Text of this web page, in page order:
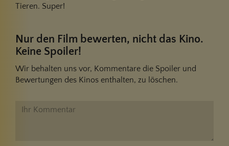
Tieren. Super!
Nur den Film bewerten, nicht das Kino.
Keine Spoiler!
Wir behalten uns vor, Kommentare die Spoiler und
Bewertungen des Kinos enthalten, zu löschen.